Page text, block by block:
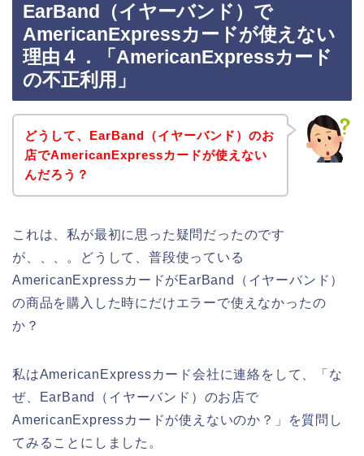
EarBand（イヤーバンド）で
AmericanExpressカードが使えない
理由４．「AmericanExpressカード
の不正利用」
どうして、EarBand（イヤーバンド）のお
店でAmericanExpressカードが使えない
んだろう？
これは、私が最初に思った疑問だったのです
が、、、。どうして、普段使っている
AmericanExpressカードがEarBand（イヤーバンド）
の商品を購入した時にだけエラーで使えなかったの
か？
私はAmericanExpressカード会社に連絡をして、「な
ぜ、EarBand（イヤーバンド）のお店で
AmericanExpressカードが使えないのか？」を質問し
てみることにしました。